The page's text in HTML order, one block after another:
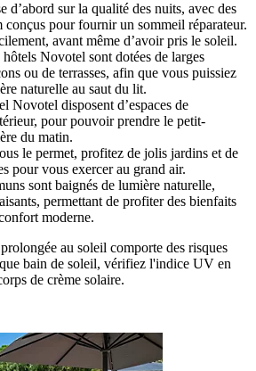
d’abord sur la qualité des nuits, avec des
pour fournir un sommeil réparateur.
avant même d’avoir pris le soleil.
hôtels Novotel sont dotées de larges
ou de terrasses, afin que vous puissiez
naturelle au saut du lit.
Novotel disposent d’espaces de
pour pouvoir prendre le petit-
du matin.
le permet, profitez de jolis jardins et de
pour vous exercer au grand air.
sont baignés de lumière naturelle,
permettant de profiter des bienfaits
moderne.
au soleil comporte des risques
bain de soleil, vérifiez l'indice UV en
de crème solaire.